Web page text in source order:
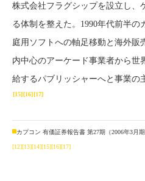
株式会社フラグシップを設立し、
る体制を整えた。1990年代前半
庭用ソフトへの軸足移動と海外販
内中心のアーケード事業者から世
給するパブリッシャーへと事業の
[15][16][17]
カプコン 有価証券報告書 第27期（2006年3月期
[12][13][14][15][16][17]